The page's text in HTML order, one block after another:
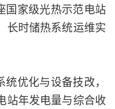
国家级光热示范电站
长时储热系统运维实
优化与设备技改，
站年发电量与综合收